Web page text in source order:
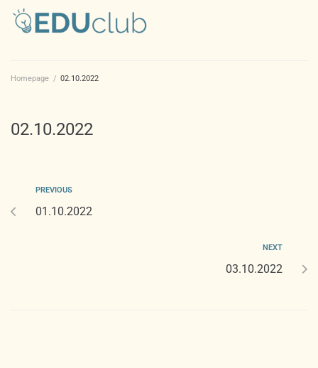
Homepage / 02.10.2022
02.10.2022
PREVIOUS
01.10.2022
NEXT
03.10.2022